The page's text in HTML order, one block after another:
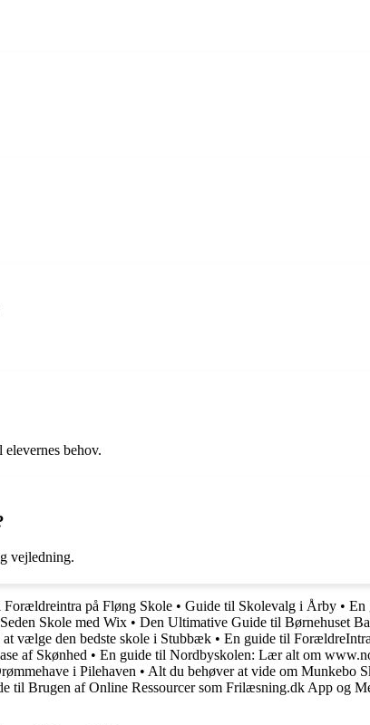
behov.
vejledning.
på Fløng Skole • Guide til Skolevalg i Årby • En
Skole med Wix • Den Ultimative Guide til Børnehuset
vælge den bedste skole i Stubbæk • En guide til
af Skønhed • En guide til Nordbyskolen: Lær alt om
i Pilehaven • Alt du behøver at vide om Munkebo
til Brugen af Online Ressourcer som Frilæsning.dk App og